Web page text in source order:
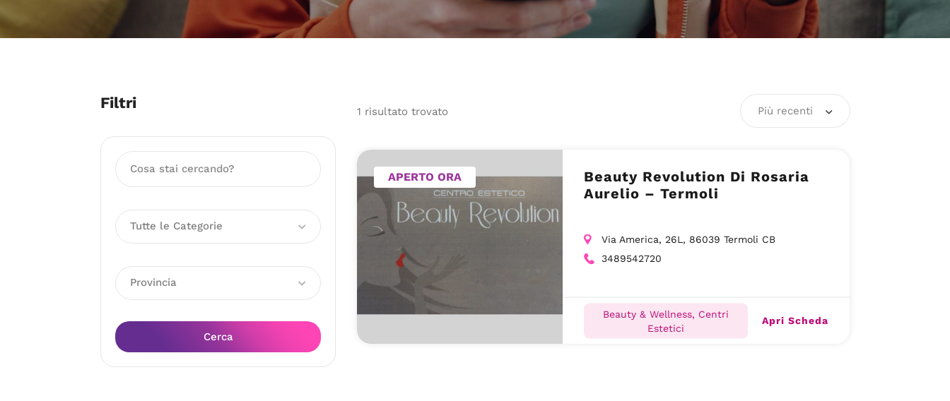
Filtri
Tutte le Categorie
Provincia
Cerca
1 risultato trovato Più recenti
APERTO ORA
Beauty Revolution Di Rosaria
Aurelio – Termoli
Via America, 26L, 86039 Termoli CB
3489542720
Beauty & Wellness, Centri
Estetici
Apri Scheda